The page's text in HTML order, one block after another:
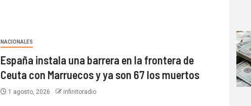
NACIONALES
España instala una barrera en la frontera de
Ceuta con Marruecos y ya son 67 los muertos
1 agosto, 2026 infinitoradio